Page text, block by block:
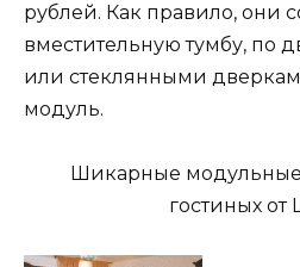
рублей. Как правило, они
вместительную тумбу, по
или стеклянными
модуль.
Шикарные
гостиных от